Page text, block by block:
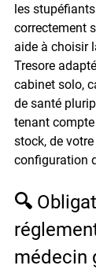
les
correctement
aide à choisir
Tresore
cabinet solo,
de santé
tenant
stock, de
configuration
🔍
médecin